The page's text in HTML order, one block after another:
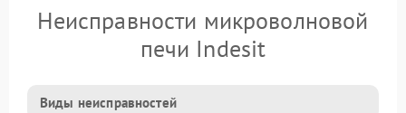
Неисправности микроволновой
печи Indesit
Виды неисправностей